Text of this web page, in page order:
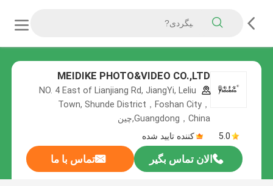
MEIDIKE PHOTO&VIDEO CO.,LTD
NO. 4 East of Lianjiang Rd, JiangYi, Leliu
Town, Shunde District，Foshan City，
Guangdong，China,چین
5.0
کننده تایید شده
الان تماس بگیر تماس با ما